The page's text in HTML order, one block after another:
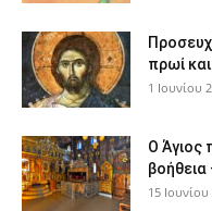
πρωί
1 Ιουνίου
Ο Άγιος
βοήθεια
15